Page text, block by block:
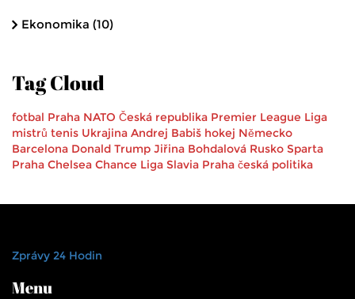
Ekonomika (10)
Tag Cloud
fotbal Praha NATO Česká republika Premier League Liga
mistrů tenis Ukrajina Andrej Babiš hokej Německo
Barcelona Donald Trump Jiřina Bohdalová Rusko Sparta
Praha Chelsea Chance Liga Slavia Praha česká politika
Zprávy 24 Hodin
Menu